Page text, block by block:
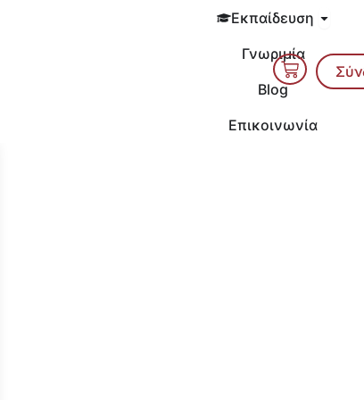
Εκπαίδευση Open
Γνωριμία
Blog
Επικοινωνία
Cart